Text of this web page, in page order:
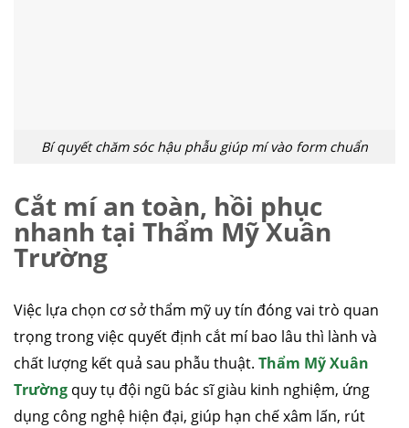
đặt túi ngực
hút mỡ cấy mỡ
Bí quyết chăm sóc hậu phẫu giúp mí vào form chuẩn
Cắt mí an toàn, hồi phục
nhanh tại Thẩm Mỹ Xuân
Trường
Việc lựa chọn cơ sở thẩm mỹ uy tín đóng vai trò quan
trọng trong việc quyết định cắt mí bao lâu thì lành và
chất lượng kết quả sau phẫu thuật. Thẩm Mỹ Xuân
Trường quy tụ đội ngũ bác sĩ giàu kinh nghiệm, ứng
dụng công nghệ hiện đại, giúp hạn chế xâm lấn, rút